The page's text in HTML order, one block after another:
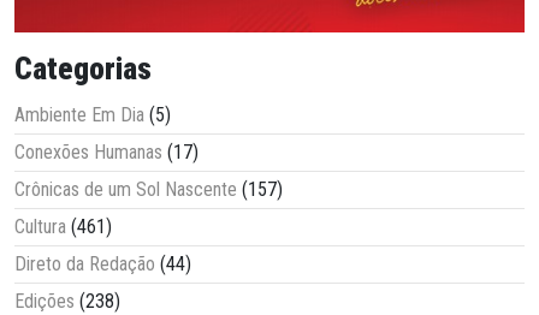
Categorias
Ambiente Em Dia (5)
Conexões Humanas (17)
Crônicas de um Sol Nascente (157)
Cultura (461)
Direto da Redação (44)
Edições (238)